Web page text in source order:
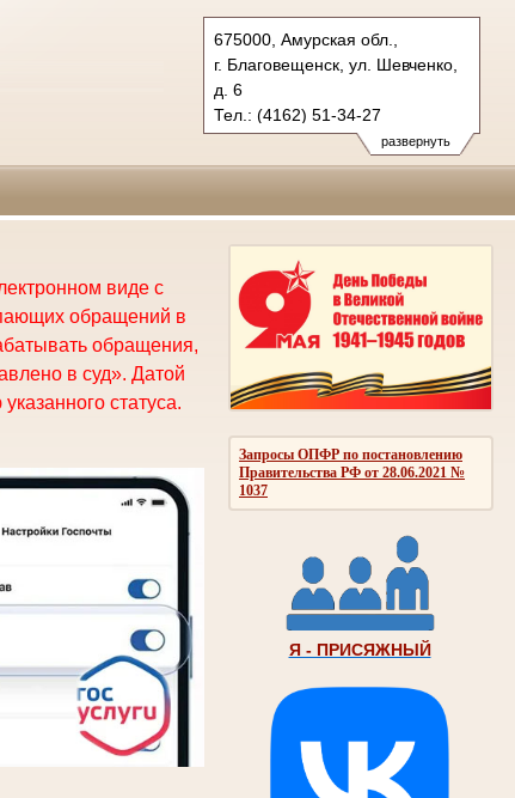
развернуть
675000, Амурская обл.,
г. Благовещенск, ул. Шевченко,
д. 6
Тел.: (4162) 51-34-27
oblsud.amr@sudrf.ru
Запросы ОПФР по постановлению
Правительства РФ от 28.06.2021 №
1037
Я - ПРИСЯЖНЫЙ
виде с
обращений в
обращения,
в суд». Датой
статуса.